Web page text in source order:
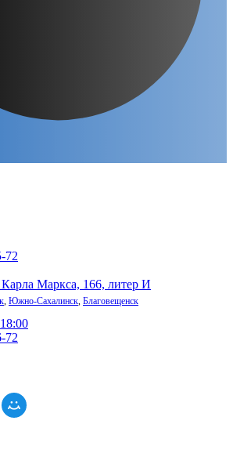
72
Маркса, 166, литер И
, Южно-Сахалинск, Благовещенск
72